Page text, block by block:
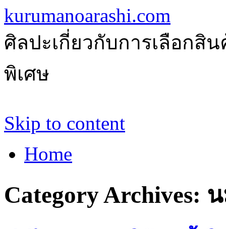
kurumanoarashi.com
ศิลปะเกี่ยวกับการเลือก
พิเศษ
Skip to content
Home
Category Archives: